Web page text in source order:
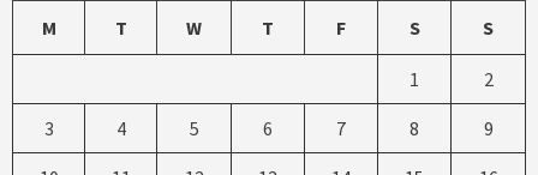
M T W T F S S
1 2
3 4 5 6 7 8 9